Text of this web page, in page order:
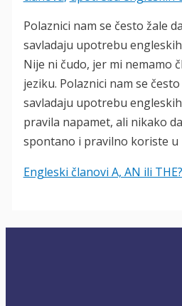
Polaznici nam se često žale
savladaju upotrebu engleskih
Nije ni čudo, jer mi nemamo
jeziku. Polaznici nam se
savladaju upotrebu
pravila napamet, ali nikako
spontano i pravilno koriste u
Engleski članovi A, AN ili